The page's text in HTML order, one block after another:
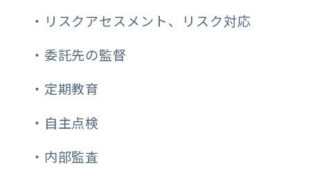
・リスクアセスメント、リスク対応
・委託先の監督
・定期教育
・自主点検
・内部監査